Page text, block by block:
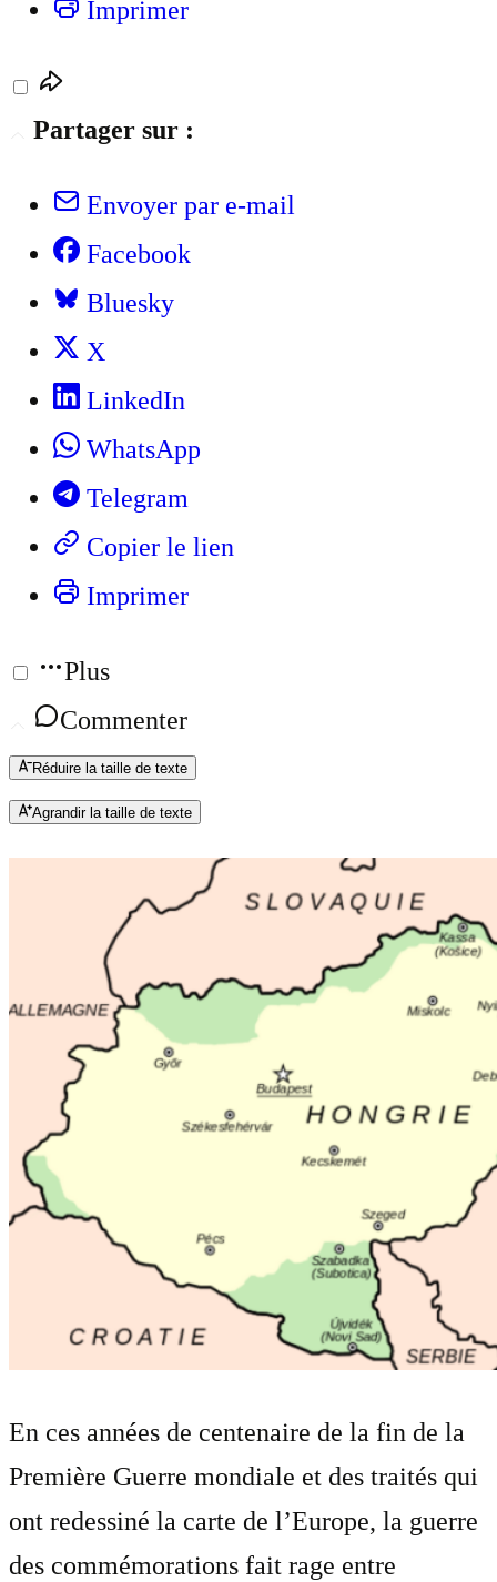
Imprimer
Partager sur :
Envoyer par e-mail
Facebook
Bluesky
X
LinkedIn
WhatsApp
Telegram
Copier le lien
Imprimer
Plus
Commenter
Réduire la taille de texte
Agrandir la taille de texte
En ces années de centenaire de la fin de la
Première Guerre mondiale et des traités qui
ont redessiné la carte de l’Europe, la guerre
des commémorations fait rage entre